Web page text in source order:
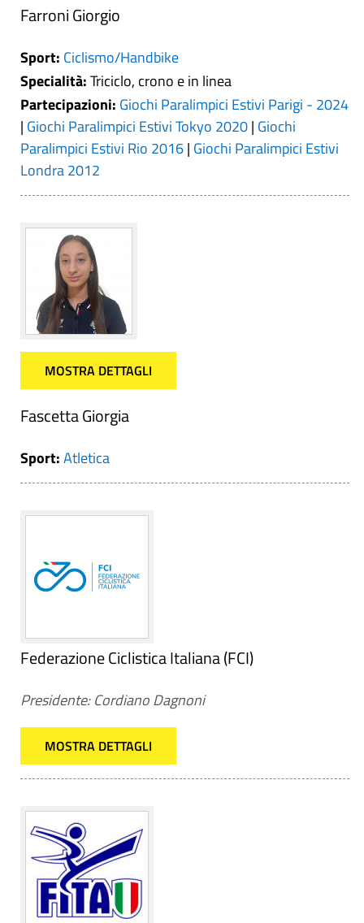
Farroni Giorgio
Sport: Ciclismo/Handbike
Specialità:Triciclo, crono e in linea
Partecipazioni: Giochi Paralimpici Estivi Parigi - 2024
| Giochi Paralimpici Estivi Tokyo 2020| Giochi
Paralimpici Estivi Rio 2016| Giochi Paralimpici Estivi
Londra 2012
MOSTRA DETTAGLI
Fascetta Giorgia
Sport:Atletica
Federazione Ciclistica Italiana (FCI)
Presidente: Cordiano Dagnoni
MOSTRA DETTAGLI